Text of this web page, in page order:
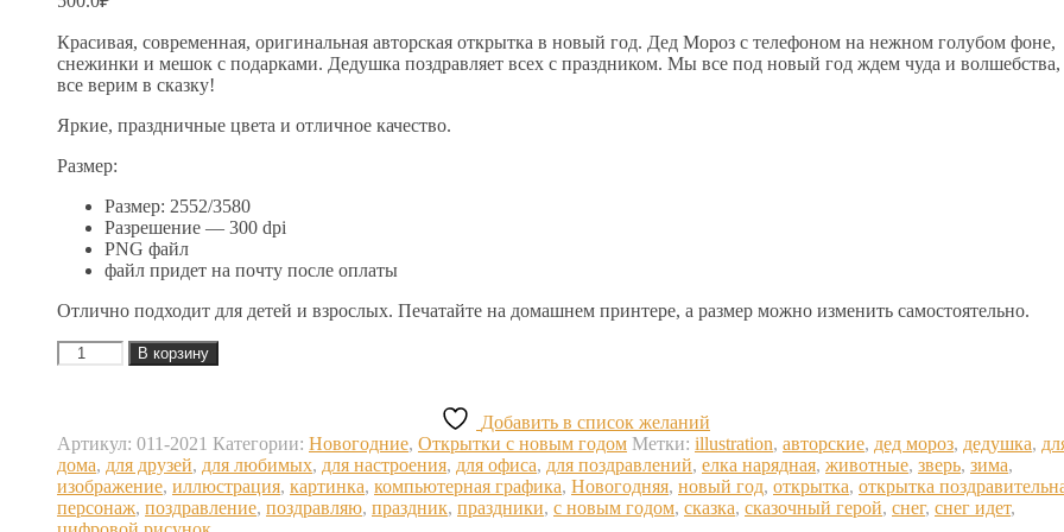
Красивая, современная, оригинальная авторская открытка в новый год. Дед Мороз с телефоном на нежном голубом фоне,
снежинки и мешок с подарками. Дедушка поздравляет всех с праздником. Мы все под новый год ждем чуда и волшебства,
все верим в сказку!
Яркие, праздничные цвета и отличное качество.
Размер:
Размер: 2552/3580
Разрешение — 300 dpi
PNG файл
файл придет на почту после оплаты
Отлично подходит для детей и взрослых. Печатайте на домашнем принтере, а размер можно изменить самостоятельно.
Количество
товара
с
телефоном.
Новогодний
В корзину
Добавить в список желаний
Артикул: 011-2021 Категории: Новогодние, Открытки с новым годом Метки: illustration, авторские, дед мороз, дедушка,
дома, для друзей, для любимых, для настроения, для офиса, для поздравлений, елка нарядная, животные, зверь, зима,
изображение, иллюстрация, картинка, компьютерная графика, Новогодняя, новый год, открытка, открытка
персонаж, поздравление, поздравляю, праздник, праздники, с новым годом, сказка, сказочный герой, снег, снег идет,